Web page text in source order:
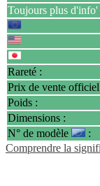
Toujours plus d'info'
Rareté :
Prix de vente
Poids :
Dimensions :
N° de modèle
:
Comprendre la